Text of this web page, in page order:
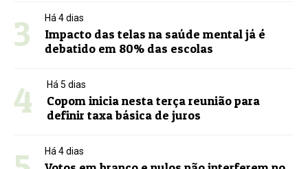
3 Há 4 dias
Impacto das telas na saúde mental já é
debatido em 80% das escolas
4 Há 5 dias
Copom inicia nesta terça reunião para
definir taxa básica de juros
Há 4 dias